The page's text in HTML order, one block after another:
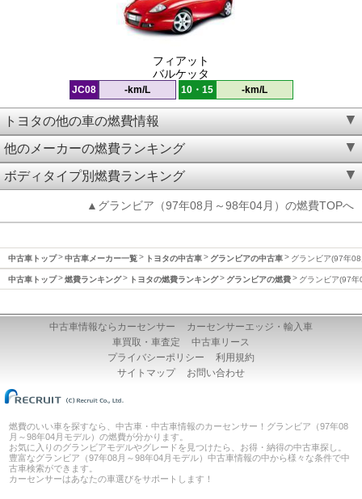
フィアット
バルケッタ
JC08 -km/L 10・15 -km/L
トヨタの他の車の燃費情報
他のメーカーの燃費ランキング
ボディタイプ別燃費ランキング
▲グランビア（97年08月～98年04月）の燃費TOPへ
中古車トップ 中古車メーカー一覧 トヨタの中古車 グランビアの中古車 グランビア(97年
中古車トップ 燃費ランキング トヨタの燃費ランキング グランビアの燃費 グランビア(97
中古車情報ならカーセンサー
カーセンサーエッジ・輸入車
車買取・車査定
中古車リース
プライバシーポリシー
利用規約
サイトマップ
お問い合わせ
燃費のいい車を探すなら、中古車・中古車情報のカーセンサー！グランビア（97年08
月～98年04月モデル）の燃費が分かります。
お気に入りのグランビアモデルやグレードを見つけたら、お得・納得の中古車探し。
豊富なグランビア（97年08月～98年04月モデル）中古車情報の中から様々な条件で中
古車検索ができます。
カーセンサーはあなたの車選びをサポートします！